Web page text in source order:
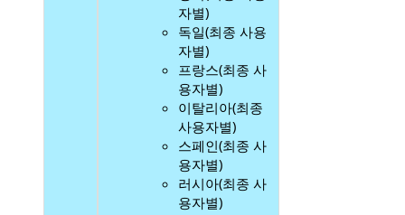
자별)
독일(최종 사용
자별)
프랑스(최종 사
용자별)
이탈리아(최종
사용자별)
스페인(최종 사
용자별)
러시아(최종 사
용자별)